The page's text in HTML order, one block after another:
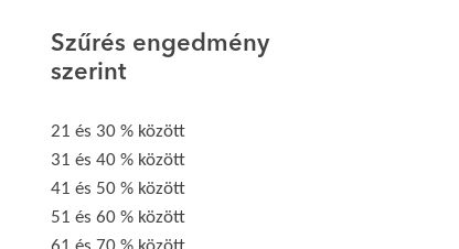
Szűrés engedmény
szerint
21 és 30 % között
31 és 40 % között
41 és 50 % között
51 és 60 % között